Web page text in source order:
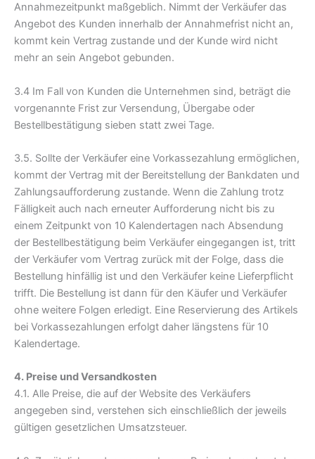
Annahmezeitpunkt maßgeblich. Nimmt der Verkäufer das
Angebot des Kunden innerhalb der Annahmefrist nicht an,
kommt kein Vertrag zustande und der Kunde wird nicht
mehr an sein Angebot gebunden.
3.4 Im Fall von Kunden die Unternehmen sind, beträgt die
vorgenannte Frist zur Versendung, Übergabe oder
Bestellbestätigung sieben statt zwei Tage.
3.5. Sollte der Verkäufer eine Vorkassezahlung ermöglichen,
kommt der Vertrag mit der Bereitstellung der Bankdaten und
Zahlungsaufforderung zustande. Wenn die Zahlung trotz
Fälligkeit auch nach erneuter Aufforderung nicht bis zu
einem Zeitpunkt von 10 Kalendertagen nach Absendung
der Bestellbestätigung beim Verkäufer eingegangen ist, tritt
der Verkäufer vom Vertrag zurück mit der Folge, dass die
Bestellung hinfällig ist und den Verkäufer keine Lieferpflicht
trifft. Die Bestellung ist dann für den Käufer und Verkäufer
ohne weitere Folgen erledigt. Eine Reservierung des Artikels
bei Vorkassezahlungen erfolgt daher längstens für 10
Kalendertage.
4. Preise und Versandkosten
4.1. Alle Preise, die auf der Website des Verkäufers
angegeben sind, verstehen sich einschließlich der jeweils
gültigen gesetzlichen Umsatzsteuer.